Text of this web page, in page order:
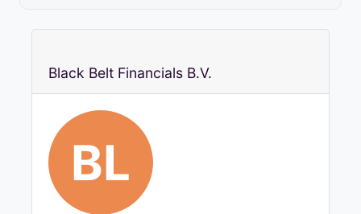
Black Belt Financials B.V.
BL